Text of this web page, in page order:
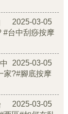
2025-03-05
#台中刮痧按摩
2025-03-05
家?#腳底按摩
2025-03-05